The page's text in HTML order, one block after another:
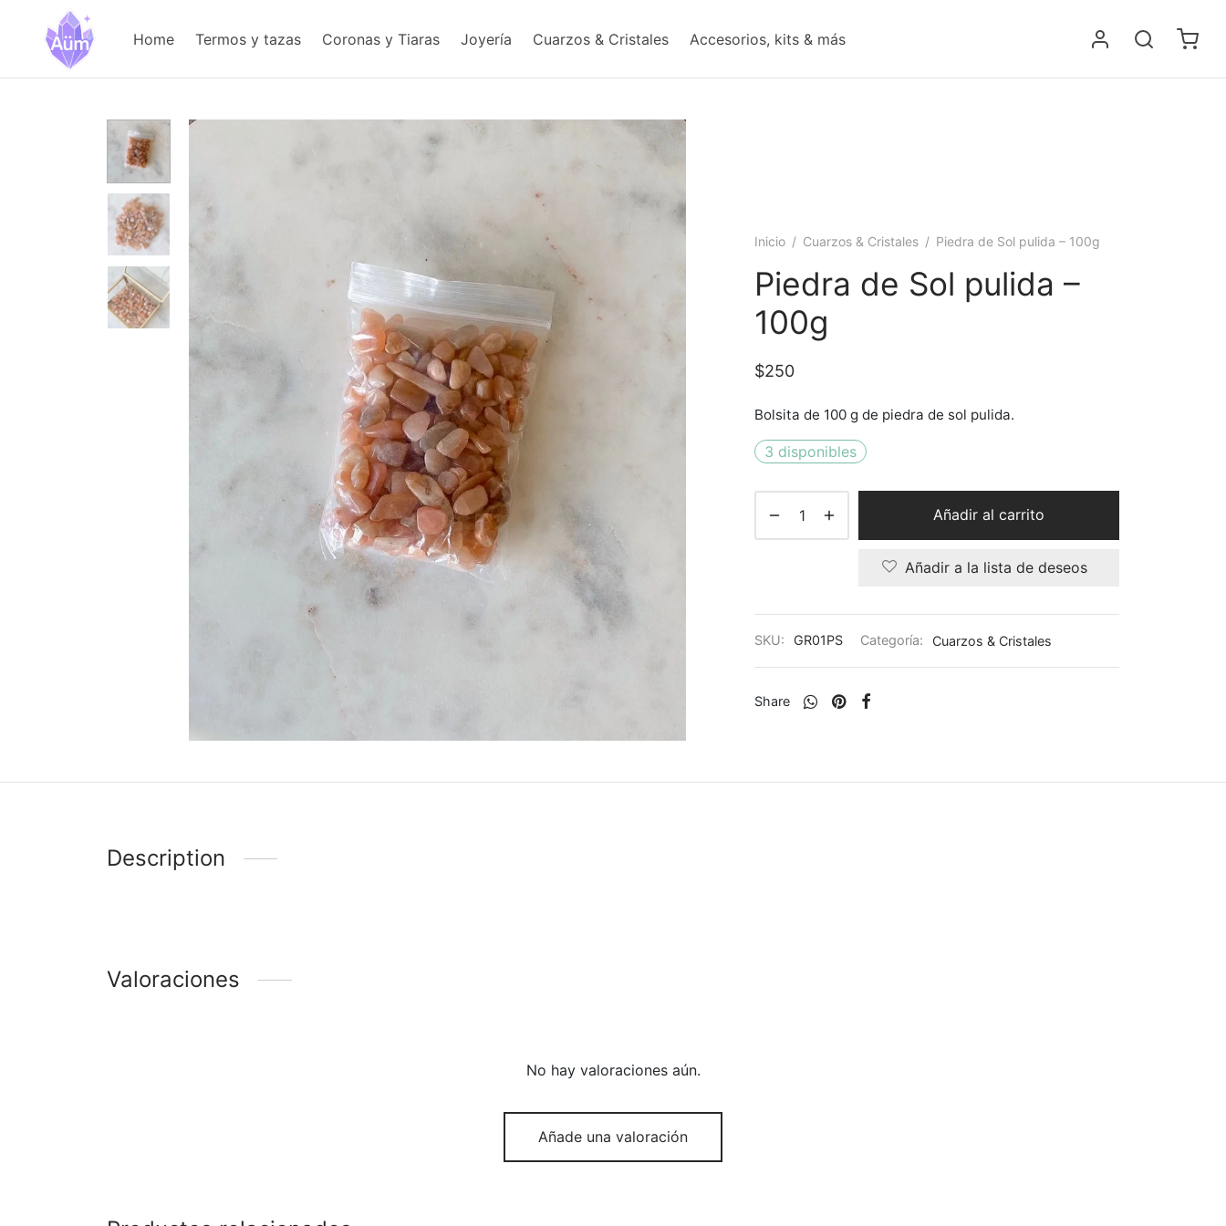
Home Termos y tazas Coronas y Tiaras Joyería Cuarzos & Cristales Accesorios, kits & más
Inicio / Cuarzos & Cristales / Piedra de Sol pulida – 100g
Piedra de Sol pulida –
100g
$250
Bolsita de 100 g de piedra de sol pulida.
3 disponibles
Añadir al carrito
Añadir a la lista de deseos
SKU: GR01PS Categoría: Cuarzos & Cristales
Share
Description
Valoraciones
No hay valoraciones aún.
Añade una valoración